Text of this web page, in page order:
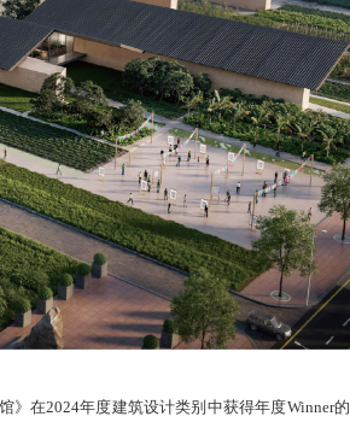
》在2024年度建筑设计类别中获得年度Winner